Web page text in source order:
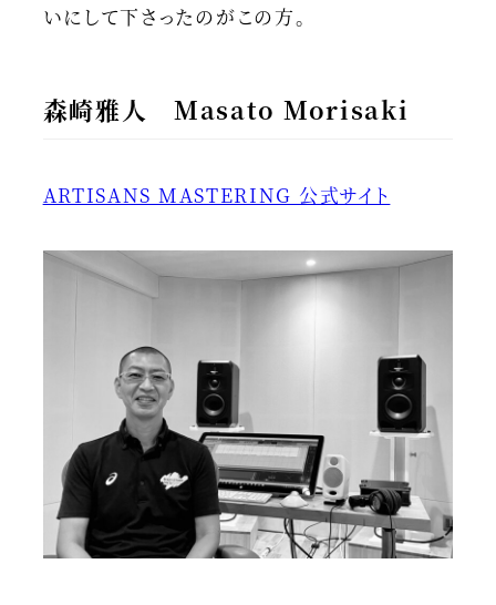
いにして下さったのがこの方。
森崎雅人 Masato Morisaki
ARTISANS MASTERING 公式サイト